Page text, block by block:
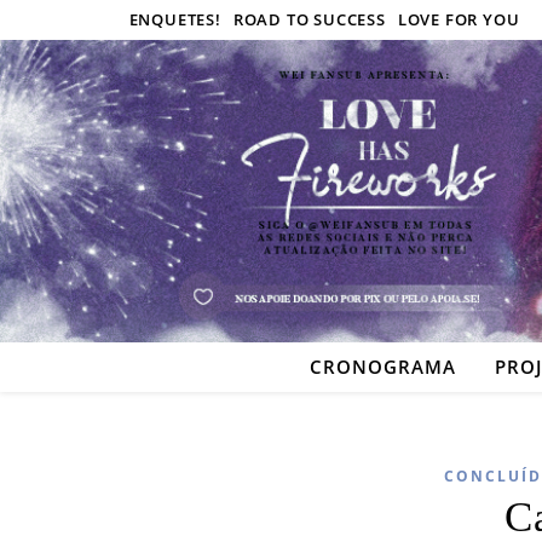
ENQUETES! ROAD TO SUCCESS LOVE FOR YOU
CRONOGRAMA